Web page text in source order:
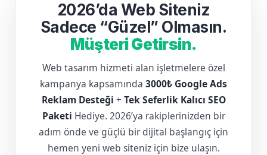
2026’da Web Siteniz
Sadece “Güzel” Olmasın.
Müşteri Getirsin.
Web tasarım hizmeti alan işletmelere özel
kampanya kapsamında 3000₺ Google Ads
Reklam Desteği + Tek Seferlik Kalıcı SEO
Paketi Hediye. 2026’ya rakiplerinizden bir
adım önde ve güçlü bir dijital başlangıç için
hemen yeni web siteniz için bize ulaşın.